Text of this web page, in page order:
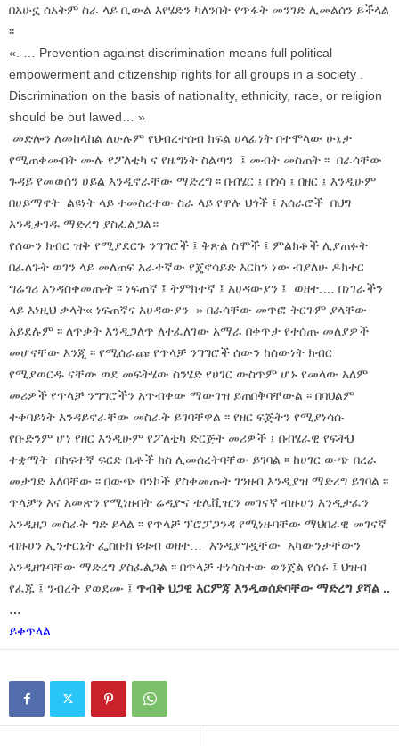
በአሁኗ ሰአትም ስራ ላይ ቢውል እየሄድን ካለንበት የጥፋት መንገድ ሊመልሰን ይችላል
፡፡
«. … Prevention against discrimination means full political
empowerment and citizenship rights for all groups in a society .
Discrimination on the basis of nationality, ethnicity, race, or religion
should be out lawed… »
መድሎን ለመከላከል ለሁሉም የህብረተሰብ ክፍል ሀላፊነት በተሞላው ሁኔታ
የሚጠቀሙበት ሙሉ የፖለቲካ ና የዜግነት ስልጣን ፤ መብት መስጠት ፡፡ በራሳቸው
ጉዳይ የመወሰን ሀይል እንዲኖራቸው ማድረግ ፡፡ በብሄር ፤ በጎሳ ፤ በዘር ፤ እንዲሁም
በሀይማኖት ልዩነት ላይ ተመስረተው ስራ ላይ የዋሉ ህጎች ፤ አሰራሮች በህግ
እንዲታገዱ ማድረግ ያስፈልጋል።
የሰውን ክብር ዝቅ የሚያደርጉ ንግግሮች ፤ ቅጽል ስሞች ፤ ምልክቶች ሊያጠፉት
በፈለጉት ወገን ላይ መለጠፍ አራተኛው የጄኖሳይድ እርከን ነው ብያለሁ ዶክተር
ግሬጎሪ እንዳስቀመጡት ፡፡ ነፍጠኛ ፤ ትምክተኛ ፤ አሀዳውያን ፤ ወዘተ.… በነገራችን
ላይ እነዚህ ቃላት« ነፍጠኛና አሀዳውያን » በራሳቸው መጥፎ ትርጉም ያላቸው
አይደሉም ፡፡ ለጥቃት እንዲጋለጥ ለተፈለገው አማራ በቀጥታ የተሰጡ መለያዎች
መሆናቸው እንጂ ፡፡ የሚሰራጩ የጥላቻ ንግግሮች ሰውን ከሰውነት ክብር
የሚያወርዱ ናቸው ወደ መፍትሄው ስንሄድ የሀገር ውስጥም ሆኑ የመላው አለም
መሪዎች የጥላቻ ንግግሮችን አጥብቀው ማውገዝ ይጠበቅባቸውል ፡፡ በባህልም
ተቀባይነት እንዳይኖራቸው መስራት ይገባቸዋል ፡፡ የዘር ፍጅትን የሚያነሳሱ
የቡድንም ሆነ የዘር እንዲሁም የፖለቲካ ድርጅት መሪዎች ፤ በብሄራዊ የፍትህ
ተቋማት በከፍተኛ ፍርድ ቤቶች ክስ ሊመሰረትባቸው ይገባል ፡፡ ከሀገር ውጭ በረራ
መታገድ አለባቸው ፡፡ በውጭ ባንኮች ያስቀመጡት ገንዘብ እንዲያዝ ማድረግ ይገባል ፡፡
ጥላቻን እና አመጽን የሚነዙበት ሬዲዮና ቴሌቪዢን መገናኛ ብዙሀን እንዲታፈን
እንዲዘጋ መስራት ግድ ይላል ፡፡ የጥላቻ ፕሮፓጋንዳ የሚነዙባቸው ማህበራዊ መገናኛ
ብዙሀን ኢንተርኔት ፌስቡክ ዩቱብ ወዘተ… እንዲያግዷቸው አካውንታቸውን
እንዲዘጉባቸው ማድረግ ያስፈልጋል ፡፡ በጥላቻ ተነሳስተው ወንጀል የሰሩ ፤ ህዝብ
የፈጁ ፤ ንብረት ያወደሙ ፤ ጥብቅ ህጋዊ እርምጃ እንዲወሰድባቸው ማድረግ ያሻል ..
…
ይቀጥላል